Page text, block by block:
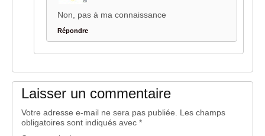
Non, pas à ma connaissance
Répondre
Laisser un commentaire
Votre adresse e-mail ne sera pas publiée.
Les champs
obligatoires sont indiqués avec *